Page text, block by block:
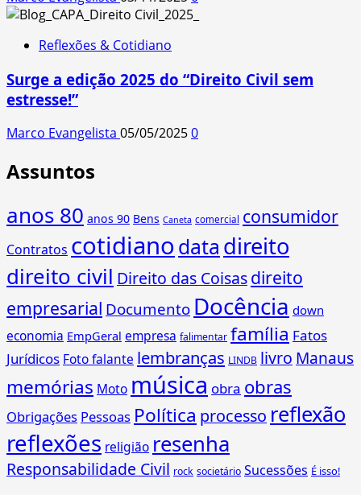
Reflexões & Cotidiano
Surge a edição 2025 do “Direito Civil sem
estresse!”
Marco Evangelista 05/05/20250
Assuntos
anos 80 anos 90 Bens Caneta comercial consumidor
Contratos cotidianodata direito
direito civil Direito das Coisasdireito
empresarial Documento Docência down
economia EmpGeral empresa falimentar família Fatos
Jurídicos Foto falante lembranças LINDB livro Manaus
memórias Moto música obra obras
Obrigações Pessoas Política processo reflexão
reflexões religião resenha
Responsabilidade Civil rock societário Sucessões É isso!